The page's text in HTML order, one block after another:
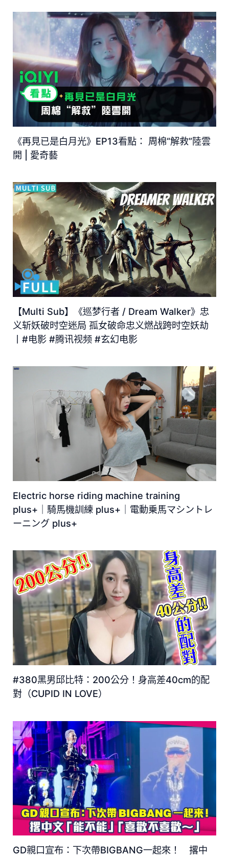
《再見已是白月光》EP13看點： 周棉“解救”陸雲
開 | 愛奇藝
【Multi Sub】《巡梦行者 / Dream Walker》忠
义斩妖破时空迷局 孤女破命忠义燃战跨时空妖劫
丨#电影 #腾讯视频 #玄幻电影
Electric horse riding machine training
plus+｜騎馬機訓練 plus+｜電動乗馬マシントレ
ーニング plus+
#380黑男邱比特：200公分！身高差40cm的配
對（CUPID IN LOVE）
GD親口宣布：下次帶BIGBANG一起來！ 撂中